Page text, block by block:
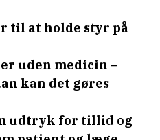
til at holde styr på
uden medicin –
kan det gøres
udtryk for tillid og